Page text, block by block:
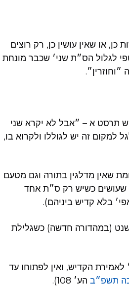
או שאין עושין כן, רק רוצים
לגלול הס״ת שני׳ שכבר מונחת
תרסט א – ״אבל לא יקרא שני
זה יש לגוללו ולקרוא בו,
שאין מדלגין בתורה וגם מטעם
שעושים כשיש רק ס״ת אחד
בלא קדיש ביניהם).
(במהדורה חדשה) כשגלילת
הקדיש, ואין לפתוחו עד
תשפ״ב הע׳ 108).